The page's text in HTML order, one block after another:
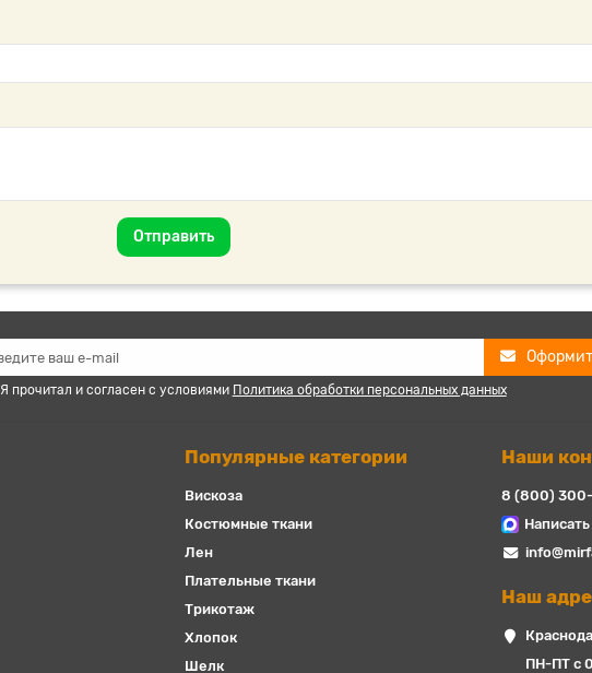
Отправить
Я прочитал и согласен с условиями Политика обработки персональных данных
Популярные категории
Вискоза
Костюмные ткани
Лен
Плательные ткани
Трикотаж
Хлопок
Шелк
Наши
8 (800)
Наш
ПН-ПТ с